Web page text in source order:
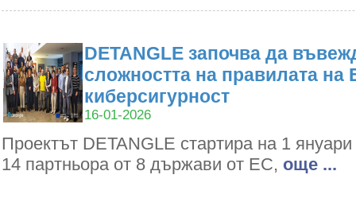
DETANGLE започва да
сложността на правилата на
киберсигурност
16-01-2026
Проектът DETANGLE стартира на 1
14 партньора от 8 държави от ЕС, oще ...